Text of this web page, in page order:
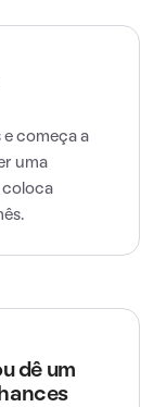
e começa a
uma
coloca
dê um